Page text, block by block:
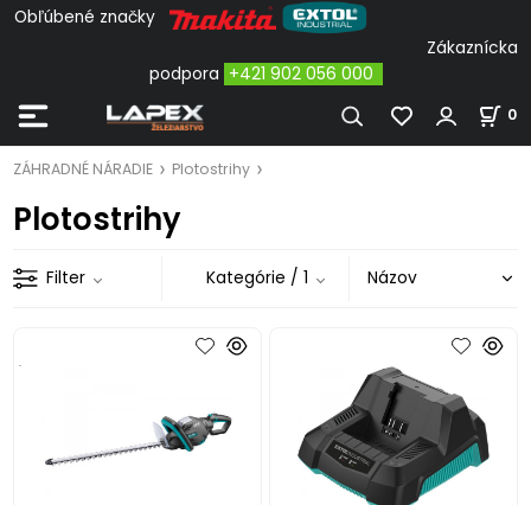
Obľúbené značky
Zákaznícka
podpora +421 902 056 000
0
ZÁHRADNÉ NÁRADIE Plotostrihy
Plotostrihy
Filter Kategórie / 1
.